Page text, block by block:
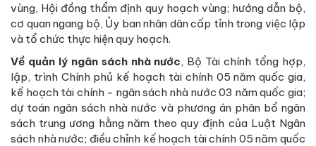
vùng, Hội đồng thẩm định quy hoạch vùng; hướng dẫn bộ,
cơ quan ngang bộ, Ủy ban nhân dân cấp tỉnh trong việc lập
và tổ chức thực hiện quy hoạch.
Về quản lý ngân sách nhà nước, Bộ Tài chính tổng hợp,
lập, trình Chính phủ kế hoạch tài chính 05 năm quốc gia,
kế hoạch tài chính - ngân sách nhà nước 03 năm quốc gia;
dự toán ngân sách nhà nước và phương án phân bổ ngân
sách trung ương hằng năm theo quy định của Luật Ngân
sách nhà nước; điều chỉnh kế hoạch tài chính 05 năm quốc